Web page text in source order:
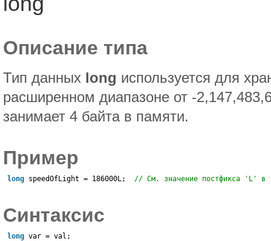
Описание типа
Тип данных long используется для
расширенном диапазоне от -
занимает 4 байта в памяти.
Пример
long speedOfLight = 186000L; // См. значение постфикса 'L' в
Синтаксис
long var = val;